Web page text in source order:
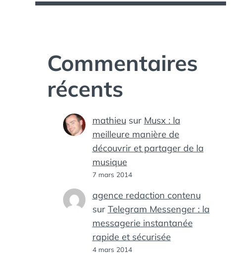
Commentaires
récents
mathieu sur Musx : la
meilleure manière de
découvrir et partager de la
musique
7 mars 2014
agence redaction contenu
sur Telegram Messenger : la
messagerie instantanée
rapide et sécurisée
4 mars 2014